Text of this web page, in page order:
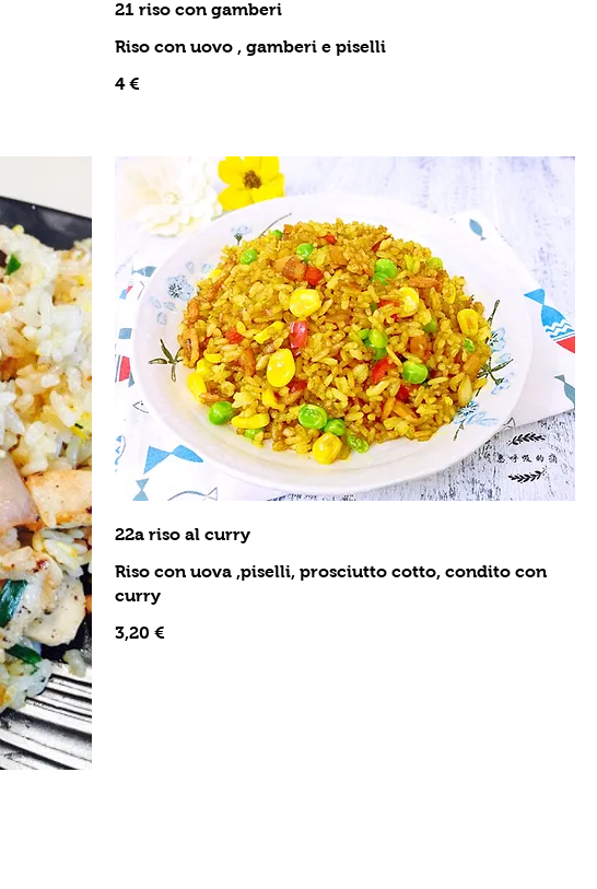
21 riso con gamberi
Riso con uovo , gamberi e piselli
4 €
22a riso al curry
Riso con uova ,piselli, prosciutto cotto, condito con
curry
3,20 €